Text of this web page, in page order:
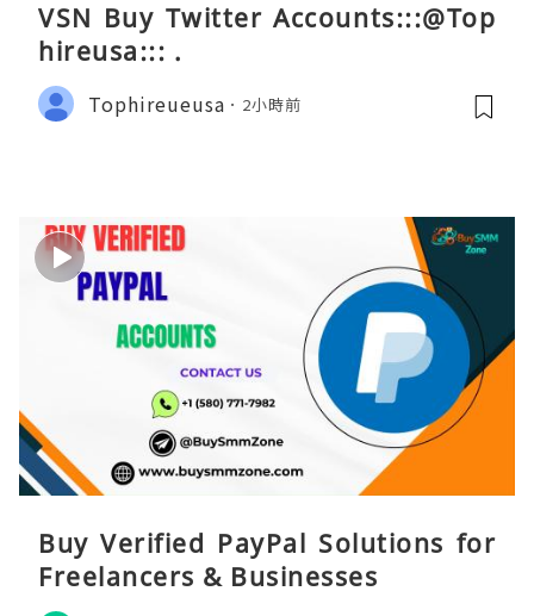
VSN Buy Twitter Accounts:::@Top
hireusa::: .
Tophireueusa 2小時前
Buy Verified PayPal Solutions for
Freelancers & Businesses